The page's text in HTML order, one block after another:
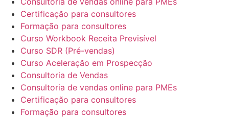
Certificação para consultores
Formação para consultores
Curso Workbook Receita Previsível
Curso SDR (Pré-vendas)
Curso Aceleração em Prospecção
Consultoria de Vendas
Consultoria de vendas online para PMEs
Certificação para consultores
Formação para consultores